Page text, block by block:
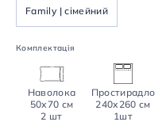
Family | сімейний
Комплектація
Наволока
50х70 см
2 шт
Простирадло
240х260 см
1шт